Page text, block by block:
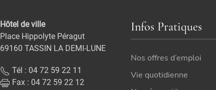
Hôtel de ville
Place Hippolyte Péragut
69160 TASSIN LA DEMI-LUNE
Tél : 04 72 59 22 11
Fax : 04 72 59 22 12
Infos Pratiques
Nos offres d’emploi
Vie quotidienne